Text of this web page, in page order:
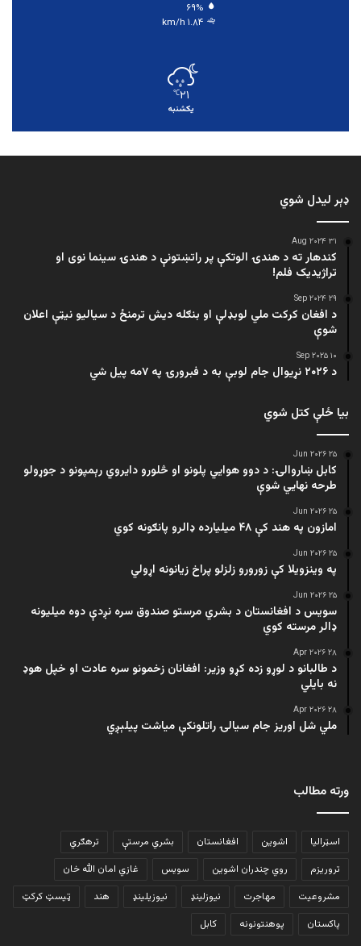
۶۹%
۱.۸۴ km/h
۲۱℃
یکشنبه
ډېر لیدل شوي
۳۱ Aug ۲۰۲۴
کندهار ته د هندۍ الوتکې پر راتښتونې د هندۍ سینما نوی او
تراژيديک فلم!
۲۹ Sep ۲۰۲۴
د افغان کرکت ملي لوبډلې او بنګله دیش ترمنځ د سیالیو نیټې اعلان
شوې
۱۰ Sep ۲۰۲۵
د ۲۰۲۶ نړیوال جام لوبې به د فبرورۍ په ۷مه پیل شي
بیا ځلې کتل شوي
۲۵ Jun ۲۰۲۶
کابل ښاروالۍ: د دوو هوايي پلونو او څلورو دایروي رېمپونو د جوړولو
طرحه نهایي شوې
۲۵ Jun ۲۰۲۶
امازون په هند کې ۴۸ میلیارده ډالرو پانګونه کوي
۲۵ Jun ۲۰۲۶
په وینزویلا کې زورورو زلزلو پراخ زیانونه اړولي
۲۵ Jun ۲۰۲۶
سویس د افغانستان د بشري مرستو صندوق سره نږدې دوه میلیونه
ډالر مرسته کوي
۲۸ Apr ۲۰۲۶
د طالبانو د لوړو زده کړو وزیر: افغانان زخمونو سره عادت او خپل هوډ
نه بایلي
۲۸ Apr ۲۰۲۶
ملي شل اوریز جام سیالۍ راتلونکې میاشت پیلېږي
ورته مطالب
اسټرالیا اشوین افغانستان بشري مرستې
ترهګري
تروریزم
روي چندران اشوین سویس
غازي امان الله خان
مشروعیت
مهاجرت نیوزلینډ نیوزیلینډ هند
ټیسټ کرکټ
پاکستان
پوهنتونونه کابل